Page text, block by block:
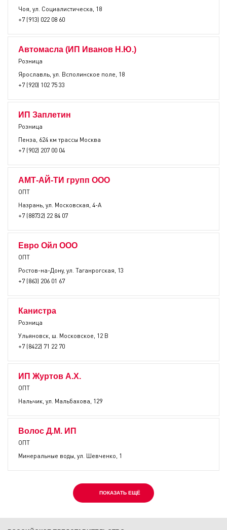
Чоя, ул. Социалистическа, 18
+7 (913) 022 08 60
Автомасла (ИП Иванов Н.Ю.)
Розница
Ярославль, ул. Всполинское поле, 18
+7 (920) 102 75 33
ИП Заплетин
Розница
Пенза, 624 км трассы Москва
+7 (902) 207 00 04
АМТ-АЙ-ТИ групп ООО
ОПТ
Назрань, ул. Московская, 4-А
+7 (88732) 22 84 07
Евро Ойл ООО
ОПТ
Ростов-на-Дону, ул. Таганрогская, 13
+7 (863) 206 01 67
Канистра
Розница
Ульяновск, ш. Московское, 12 В
+7 (8422) 71 22 70
ИП Журтов А.Х.
ОПТ
Нальчик, ул. Мальбахова, 129
Волос Д.М. ИП
ОПТ
Минеральные воды, ул. Шевченко, 1
ПОКАЗАТЬ ЕЩЁ